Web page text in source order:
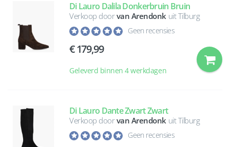
Di Lauro Dalila Donkerbruin Bruin
Verkoop doorvan Arendonk uit Tilburg
Geen recensies
179,99
Geleverd binnen 4 werkdagen
Di Lauro Dante Zwart Zwart
Verkoop doorvan Arendonk uit Tilburg
Geen recensies